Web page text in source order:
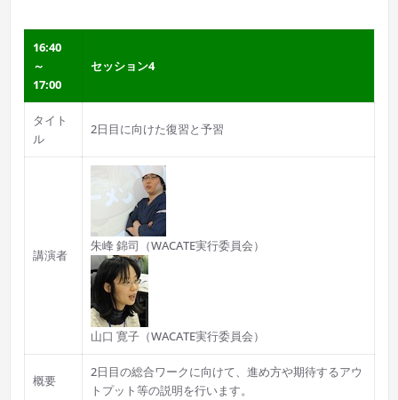
16:40
～
17:00
セッション4
タイト
ル
2日目に向けた復習と予習
講演者
朱峰 錦司（WACATE実行委員会）
山口 寛子（WACATE実行委員会）
概要
2日目の総合ワークに向けて、進め方や期待するアウ
トプット等の説明を行います。